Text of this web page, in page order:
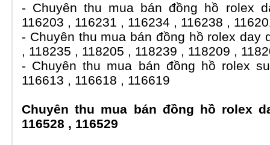
- Chuyên thu mua bán đồng hồ rolex
116203 , 116231 , 116234 , 116238 ,
- Chuyên thu mua bán đồng hồ rolex day
, 118235 , 118205 , 118239 , 118209 ,
- Chuyên thu mua bán đồng hồ rolex
116613 , 116618 , 116619
Chuyên thu mua bán đồng hồ rolex
116528 , 116529